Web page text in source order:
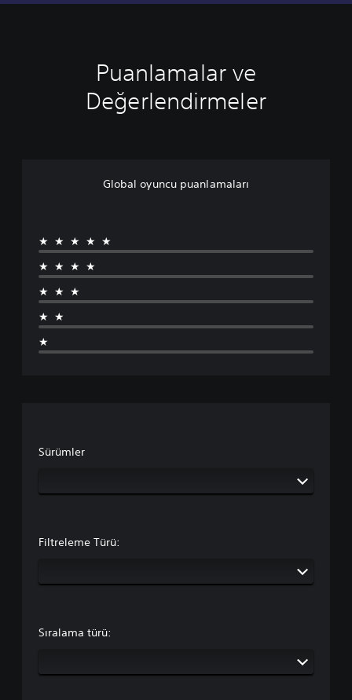
Puanlamalar ve
Değerlendirmeler
Global oyuncu puanlamaları
★★★★★
★★★★
★★★
★★
★
Sürümler
Filtreleme Türü:
Sıralama türü: